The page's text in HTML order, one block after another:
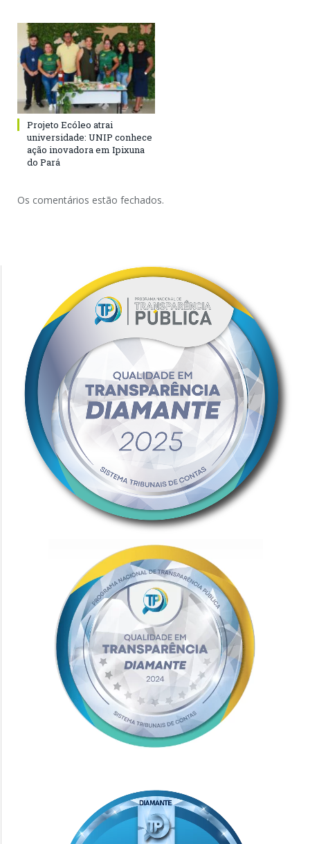
Projeto Ecóleo atrai
universidade: UNIP conhece
ação inovadora em Ipixuna
do Pará
Os comentários estão fechados.